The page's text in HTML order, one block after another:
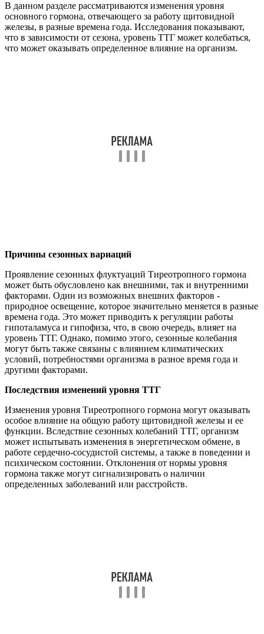
В данном разделе рассматриваются изменения уровня
основного гормона, отвечающего за работу щитовидной
железы, в разные времена года. Исследования показывают,
что в зависимости от сезона, уровень ТТГ может колебаться,
что может оказывать определенное влияние на организм.
Причины сезонных вариаций
Проявление сезонных флуктуаций Тиреотропного гормона
может быть обусловлено как внешними, так и внутренними
факторами. Один из возможных внешних факторов -
природное освещение, которое значительно меняется в разные
времена года. Это может приводить к регуляции работы
гипоталамуса и гипофиза, что, в свою очередь, влияет на
уровень ТТГ. Однако, помимо этого, сезонные колебания
могут быть также связаны с влиянием климатических
условий, потребностями организма в разное время года и
другими факторами.
Последствия изменений уровня ТТГ
Изменения уровня Тиреотропного гормона могут оказывать
особое влияние на общую работу щитовидной железы и ее
функции. Вследствие сезонных колебаний ТТГ, организм
может испытывать изменения в энергетическом обмене, в
работе сердечно-сосудистой системы, а также в поведении и
психическом состоянии. Отклонения от нормы уровня
гормона также могут сигнализировать о наличии
определенных заболеваний или расстройств.